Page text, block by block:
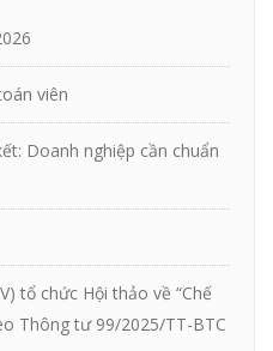
viên
Doanh nghiệp cần chuẩn
tổ chức Hội thảo về “Chế
Thông tư 99/2025/TT-BTC